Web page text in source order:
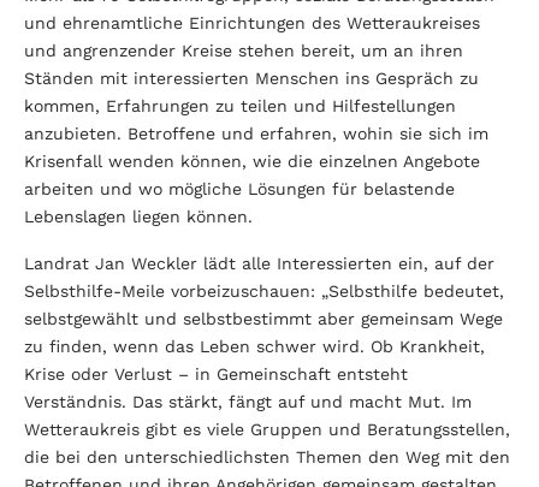
und ehrenamtliche Einrichtungen des Wetteraukreises
und angrenzender Kreise stehen bereit, um an ihren
Ständen mit interessierten Menschen ins Gespräch zu
kommen, Erfahrungen zu teilen und Hilfestellungen
anzubieten. Betroffene und erfahren, wohin sie sich im
Krisenfall wenden können, wie die einzelnen Angebote
arbeiten und wo mögliche Lösungen für belastende
Lebenslagen liegen können.
Landrat Jan Weckler lädt alle Interessierten ein, auf der
Selbsthilfe-Meile vorbeizuschauen: „Selbsthilfe bedeutet,
selbstgewählt und selbstbestimmt aber gemeinsam Wege
zu finden, wenn das Leben schwer wird. Ob Krankheit,
Krise oder Verlust – in Gemeinschaft entsteht
Verständnis. Das stärkt, fängt auf und macht Mut. Im
Wetteraukreis gibt es viele Gruppen und Beratungsstellen,
die bei den unterschiedlichsten Themen den Weg mit den